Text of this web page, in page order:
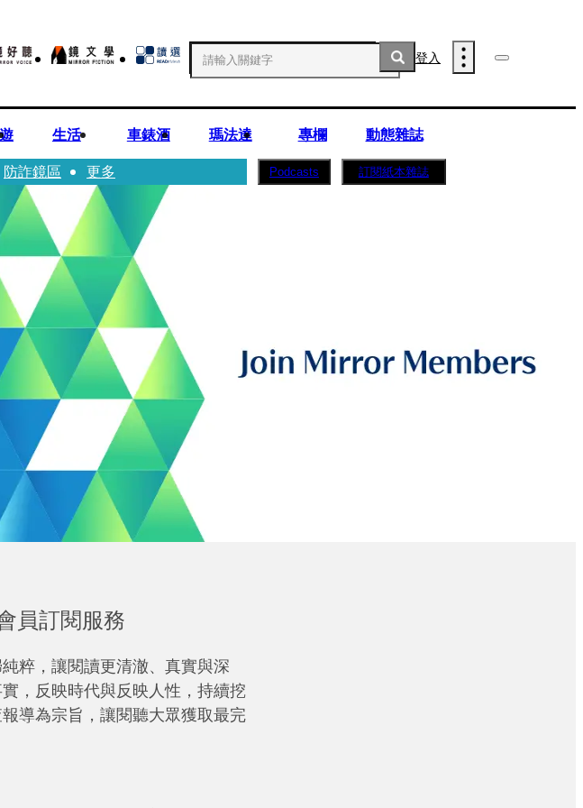
登入
生活 車錶酒 瑪法達 專欄
動態雜誌
防詐鏡區 更多 Podcasts 訂閱紙本雜誌
員訂閱服務
粹，讓閱讀更清澈、真實與深
，反映時代與反映人性，持續挖
導為宗旨，讓閱聽大眾獲取最完